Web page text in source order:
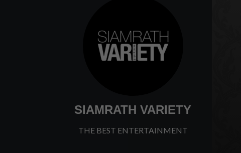
SIAMRATH VARIETY
THE BEST ENTERTAINMENT